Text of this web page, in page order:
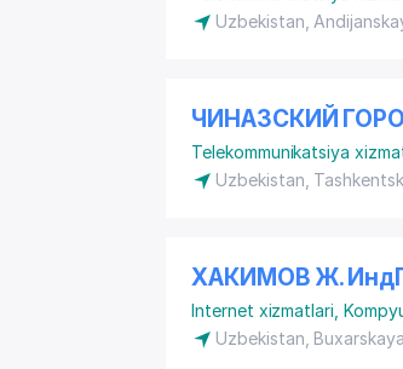
Uzbekistan,
ЧИНАЗСКИЙ
Telekommunikatsiya
Uzbekistan,
ХАКИМОВ Ж.
Internet xizmatlari
Uzbekistan,